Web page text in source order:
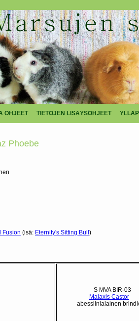
OHJEET TIETOJEN LISÄYSOHJEET
Phoebe
Fusion (isä: Eternity's Sitting Bull )
S MVA BIR-03
Malaxis Castor
abessiinialainen